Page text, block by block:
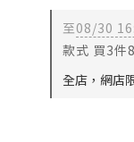
至08/30
款式 買3件
全店，網店